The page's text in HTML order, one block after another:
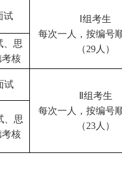
试
Ⅰ组考生
每次一人，按编号
（29人）
、思
核
试
Ⅱ组考生
每次一人，按编号
（23人）
、思
核